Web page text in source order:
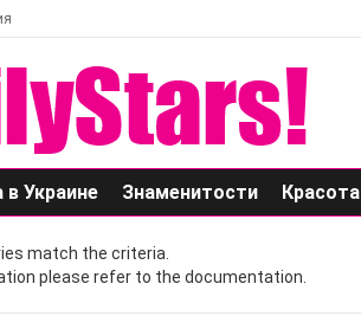
в Украине Знаменитости Красота
match the criteria.
please refer to the documentation.